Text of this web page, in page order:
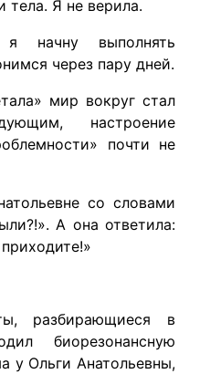
тела. Я не верила.
начну выполнять
через пару дней.
мир вокруг стал
настроение
почти не
со словами
А она ответила:
разбирающиеся в
биорезонансную
у Ольги Анатольевны,